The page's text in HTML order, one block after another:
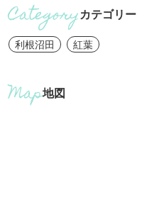
カテゴリー
利根沼田 紅葉
地図